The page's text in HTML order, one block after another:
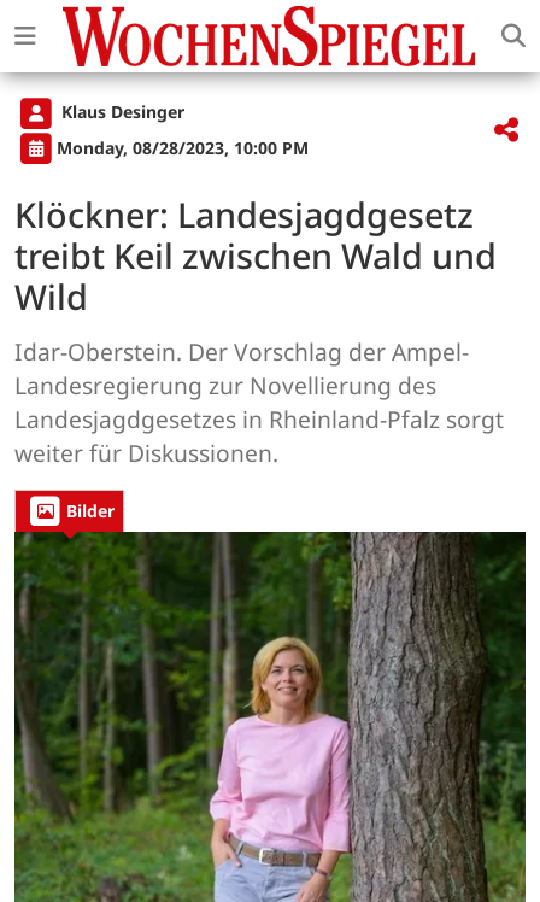
Klaus Desinger
Monday, 08/28/2023, 10:00 PM
Klöckner: Landesjagdgesetz
treibt Keil zwischen Wald und
Wild
Idar-Oberstein. Der Vorschlag der Ampel-
Landesregierung zur Novellierung des
Landesjagdgesetzes in Rheinland-Pfalz sorgt
weiter für Diskussionen.
Bilder